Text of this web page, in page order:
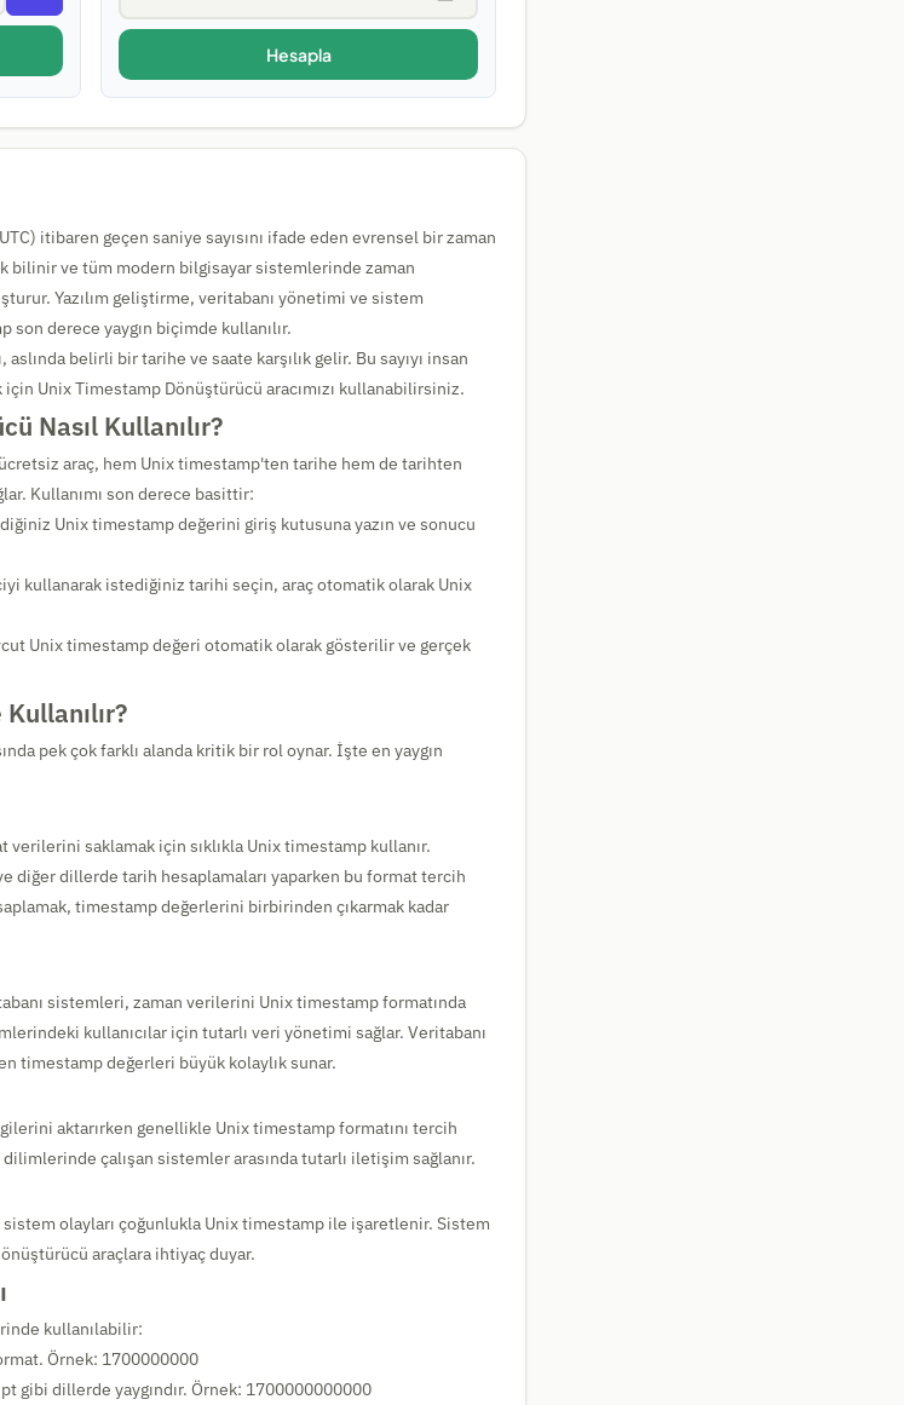
Hesapla
itibaren geçen saniye sayısını ifade eden evrensel bir zaman
bilinir ve tüm modern bilgisayar sistemlerinde zaman
Yazılım geliştirme, veritabanı yönetimi ve sistem
derece yaygın biçimde kullanılır.
aslında belirli bir tarihe ve saate karşılık gelir. Bu sayıyı insan
Unix Timestamp Dönüştürücü aracımızı kullanabilirsiniz.
Nasıl Kullanılır?
araç, hem Unix timestamp'ten tarihe hem de tarihten
Kullanımı son derece basittir:
Unix timestamp değerini giriş kutusuna yazın ve sonucu
kullanarak istediğiniz tarihi seçin, araç otomatik olarak Unix
Unix timestamp değeri otomatik olarak gösterilir ve gerçek
pek çok farklı alanda kritik bir rol oynar. İşte en yaygın
verilerini saklamak için sıklıkla Unix timestamp kullanır.
diğer dillerde tarih hesaplamaları yaparken bu format tercih
timestamp değerlerini birbirinden çıkarmak kadar
sistemleri, zaman verilerini Unix timestamp formatında
kullanıcılar için tutarlı veri yönetimi sağlar. Veritabanı
timestamp değerleri büyük kolaylık sunar.
aktarırken genellikle Unix timestamp formatını tercih
çalışan sistemler arasında tutarlı iletişim sağlanır.
sistem olayları çoğunlukla Unix timestamp ile işaretlenir. Sistem
araçlara ihtiyaç duyar.
kullanılabilir:
Örnek: 1700000000
gibi dillerde yaygındır. Örnek: 1700000000000